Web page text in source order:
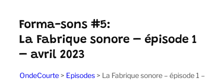
Forma-sons #5:
La Fabrique sonore – épisode 1
– avril 2023
OndeCourte> Episodes> La Fabrique sonore – épisode 1 –